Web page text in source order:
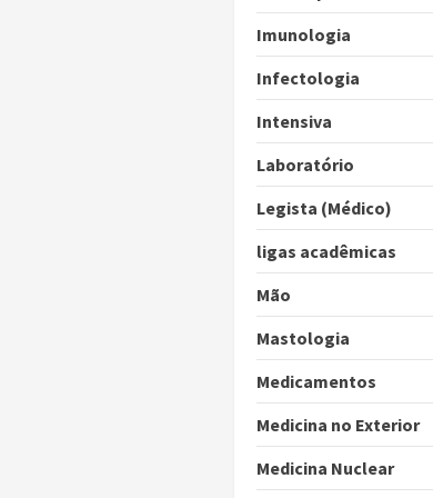
Imunologia
Infectologia
Intensiva
Laboratório
Legista (Médico)
ligas acadêmicas
Mão
Mastologia
Medicamentos
Medicina no Exterior
Medicina Nuclear